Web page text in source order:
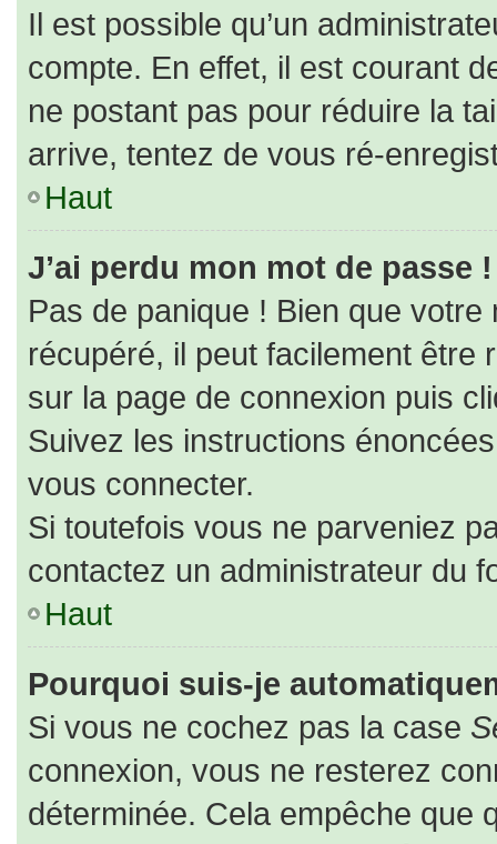
Il est possible qu’un
compte. En effet, il est courant
ne postant pas pour réduire la
arrive, tentez de vous ré-
Haut
J’ai perdu mon mot de passe !
Pas de panique ! Bien que
récupéré, il peut facilement être
sur la page de connexion puis
Suivez les instructions
vous connecter.
Si toutefois vous ne parveniez
contactez un administrateur du
Haut
Pourquoi suis-je
Si vous ne cochez pas la case
connexion, vous ne resterez
déterminée. Cela empêche que